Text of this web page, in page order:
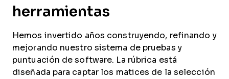
herramientas
Hemos invertido años construyendo, refinando y
mejorando nuestro sistema de pruebas y
puntuación de software. La rúbrica está
diseñada para captar los matices de la selección